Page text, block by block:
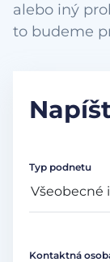
alebo iný
to budeme
Typ podnetu
Kontaktná